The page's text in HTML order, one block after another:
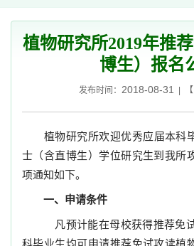
植物研究所2019年推
博生）报名
发布时间： 2018-08-31 | 【
植物研究所欢迎优秀应届本科
士（含直博生）学位研究生到我所
项通知如下。
一、申请条件
凡预计能在母校获得推荐免
科毕业生均可申请推荐免试攻读植